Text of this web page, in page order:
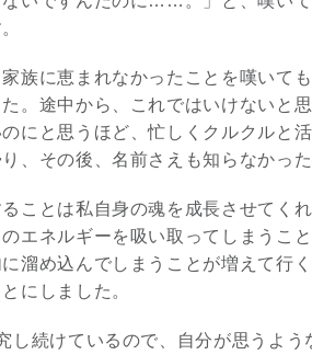
族に恵まれなかったことを嘆いても
。途中から、これではいけないと
にと思うほど、忙しくクルクルと活
、その後、名前さえも知らなかっ
ことは私自身の魂を成長させてく
エネルギーを吸い取ってしまうこ
溜め込んでしまうことが増えて行
にしました。
し続けているので、自分が思うよ